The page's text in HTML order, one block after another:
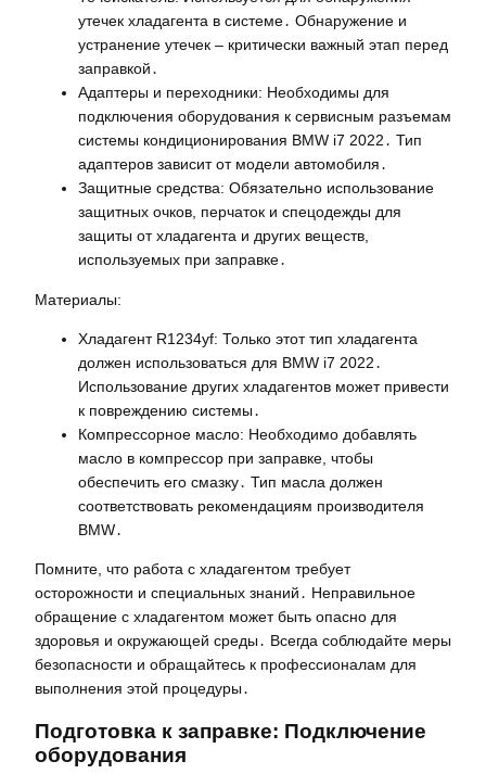
утечек хладагента в системе․ Обнаружение и
устранение утечек – критически важный этап перед
заправкой․
Адаптеры и переходники: Необходимы для
подключения оборудования к сервисным разъемам
системы кондиционирования BMW i7 2022․ Тип
адаптеров зависит от модели автомобиля․
Защитные средства: Обязательно использование
защитных очков, перчаток и спецодежды для
защиты от хладагента и других веществ,
используемых при заправке․
Материалы:
Хладагент R1234yf: Только этот тип хладагента
должен использоваться для BMW i7 2022․
Использование других хладагентов может привести
к повреждению системы․
Компрессорное масло: Необходимо добавлять
масло в компрессор при заправке, чтобы
обеспечить его смазку․ Тип масла должен
соответствовать рекомендациям производителя
BMW․
Помните, что работа с хладагентом требует
осторожности и специальных знаний․ Неправильное
обращение с хладагентом может быть опасно для
здоровья и окружающей среды․ Всегда соблюдайте меры
безопасности и обращайтесь к профессионалам для
выполнения этой процедуры․
Подготовка к заправке: Подключение
оборудования